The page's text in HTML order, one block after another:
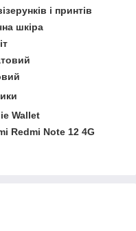
і принтів
шкіра
Wallet
Redmi Note 12 4G